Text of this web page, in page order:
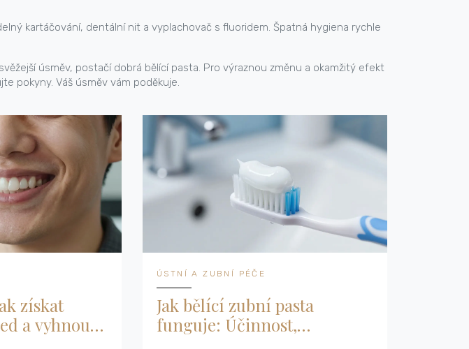
kartáčování, dentální nit a vyplachovač s fluoridem. Špatná hygiena rychle
úsměv, postačí dobrá bělící pasta. Pro výraznou změnu a okamžitý efekt
pokyny. Váš úsměv vám poděkuje.
získat
a vyhnout
ÚSTNÍ A ZUBNÍ PÉČE
Jak bělící zubní pasta
funguje: Účinnost,